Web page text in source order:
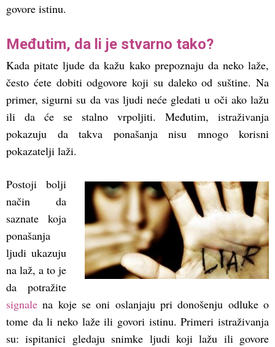
govore istinu.
Međutim, da li je stvarno tako?
Kada pitate ljude da kažu kako prepoznaju da neko laže,
često ćete dobiti odgovore koji su daleko od suštine. Na
primer, sigurni su da vas ljudi neće gledati u oči ako lažu
ili da će se stalno vrpoljiti. Međutim, istraživanja
pokazuju da takva ponašanja nisu mnogo korisni
pokazatelji laži.
Postoji bolji
način da
saznate koja
ponašanja
ljudi ukazuju
na laž, a to je
da potražite
signale na koje se oni oslanjaju pri donošenju odluke o
tome da li neko laže ili govori istinu. Primeri istraživanja
su: ispitanici gledaju snimke ljudi koji lažu ili govore